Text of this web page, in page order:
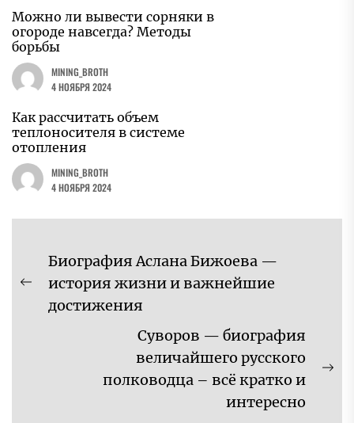
Можно ли вывести сорняки в
огороде навсегда? Методы
борьбы
MINING_BROTH
4 НОЯБРЯ 2024
Как рассчитать объем
теплоносителя в системе
отопления
MINING_BROTH
4 НОЯБРЯ 2024
Навигация
по
записям
Предыдущая
запись:
Биография Аслана Бижоева —
история жизни и важнейшие
достижения
Суворов — биография
величайшего русского
полководца – всё кратко и
интересно